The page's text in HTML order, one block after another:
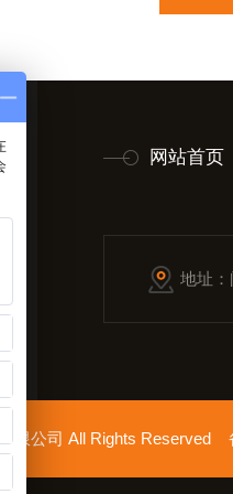
网站首页
地址
限公司 All Rights Reserved